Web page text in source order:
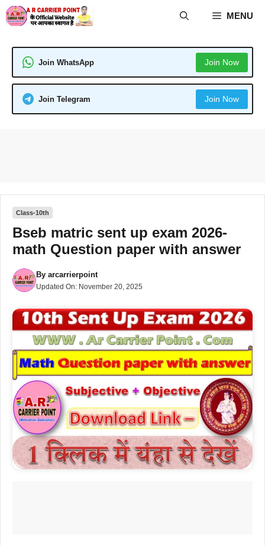
Skip
to
MENU
Join WhatsApp Join Now
Join Telegram Join Now
Class-10th
Bseb matric sent up exam 2026-
math Question paper with answer
By arcarrierpoint
Updated On: November 20, 2025